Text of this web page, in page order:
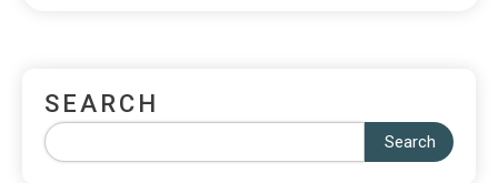
SEARCH
Search